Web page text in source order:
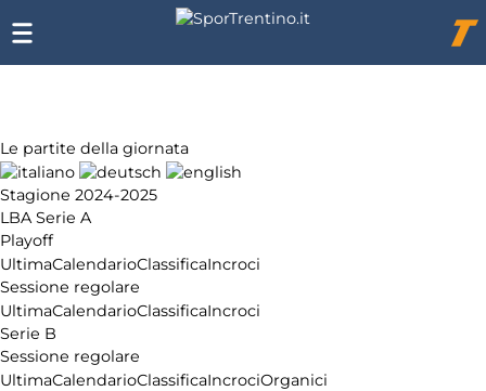
Le partite della giornata
Stagione 2024-2025
LBA Serie A
Playoff
UltimaCalendarioClassificaIncroci
Sessione regolare
UltimaCalendarioClassificaIncroci
Serie B
Sessione regolare
UltimaCalendarioClassificaIncrociOrganici
Chi
siamo
Affiliazione